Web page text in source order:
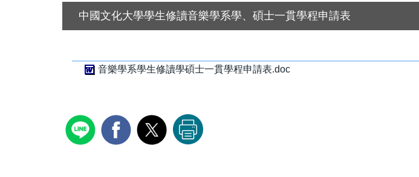
中國文化大學學生修讀音樂學系學、碩士一貫學程申請表
音樂學系學生修讀學碩士一貫學程申請表.doc